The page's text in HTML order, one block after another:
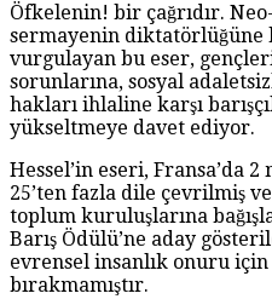
Öfkelenin! bir çağrıdır.
sermayenin diktatörlüğüne
vurgulayan bu eser,
sorunlarına, sosyal
hakları ihlaline karşı
yükseltmeye davet ediyor.
Hessel’in eseri, Fransa’da
25’ten fazla dile çevrilmiş
toplum kuruluşlarına
Barış Ödülü’ne aday
evrensel insanlık onuru
bırakmamıştır.